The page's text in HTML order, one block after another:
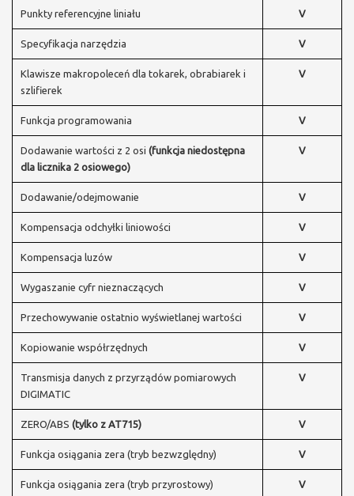
Punkty referencyjne liniału V
Specyfikacja narzędzia V
Klawisze makropoleceń dla tokarek, obrabiarek i
szlifierek
V
Funkcja programowania V
Dodawanie wartości z 2 osi (funkcja niedostępna
dla licznika 2 osiowego)
V
Dodawanie/odejmowanie V
Kompensacja odchyłki liniowości V
Kompensacja luzów V
Wygaszanie cyfr nieznaczących V
Przechowywanie ostatnio wyświetlanej wartości V
Kopiowanie współrzędnych V
Transmisja danych z przyrządów pomiarowych
DIGIMATIC
V
ZERO/ABS (tylko z AT715) V
Funkcja osiągania zera (tryb bezwzględny) V
Funkcja osiągania zera (tryb przyrostowy) V